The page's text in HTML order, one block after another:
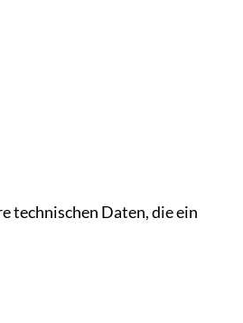
technischen Daten, die ein